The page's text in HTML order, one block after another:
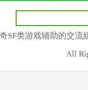
SF类游戏辅助的交
All